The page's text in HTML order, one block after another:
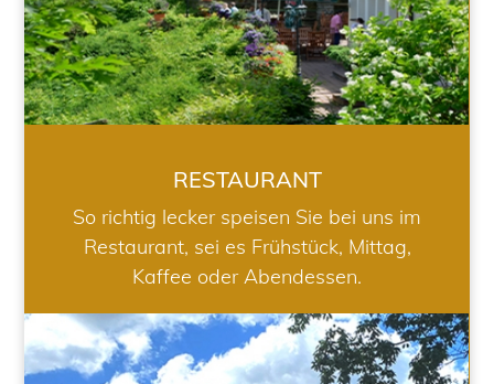
RESTAURANT
So richtig lecker speisen Sie bei uns im
Restaurant, sei es Frühstück, Mittag,
Kaffee oder Abendessen.